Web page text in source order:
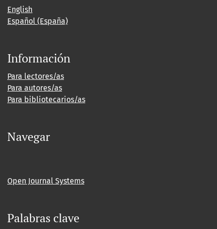
English
Español (España)
Información
Para lectores/as
Para autores/as
Para bibliotecarios/as
Navegar
Open Journal Systems
Palabras clave